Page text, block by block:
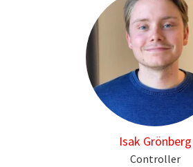
Isak Grönberg
Controller